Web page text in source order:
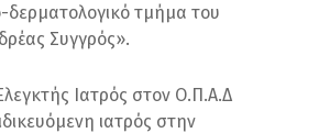
δερματολογικό τμήμα του
Συγγρός».
Ιατρός στον Ο.Π.Α.Δ
ιατρός στην